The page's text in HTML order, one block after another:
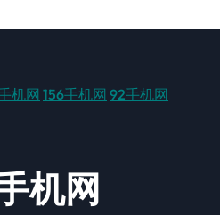
机网 156手机网 92手机网
机网